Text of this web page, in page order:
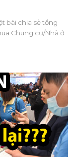
bài chia sẻ tổng
Chung cư/Nhà ở